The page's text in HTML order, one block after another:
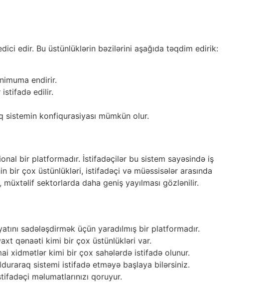
edir. Bu üstünlüklərin bəzilərini aşağıda təqdim edirik:
endirir.
istifadə edilir.
konfiqurasiyası mümkün olur.
bir platformadır. İstifadəçilər bu sistem sayəsində iş
bir çox üstünlükləri, istifadəçi və müəssisələr arasında
sektorlarda daha geniş yayılması gözlənilir.
sadələşdirmək üçün yaradılmış bir platformadır.
qənaəti kimi bir çox üstünlükləri var.
xidmətlər kimi bir çox sahələrdə istifadə olunur.
sistemi istifadə etməyə başlaya bilərsiniz.
məlumatlarınızı qoruyur.